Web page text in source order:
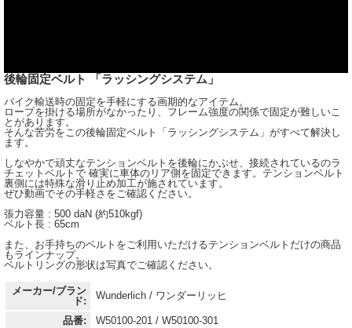
後輪固定ベルト 「ラッシングシステム」
バイク輸送時の固定を手軽にする画期的なアイテム。
ロープを掛ける場所がなかったり、フレーム強度の関係で固定が難しいこ
とがあります。
そんな苦労をこの後輪固定ベルト「ラッシングシステム」がすべて解決し
ます。
しなやかで頑丈なテンションベルトを後輪にかぶせ、接続されているのラ
チェットベルトで 確実に車体のリア側を固定できます。テンションベルト
裏側には特殊な滑り止め加工が施されています。
ぜひ動画でその手軽さをご確認ください。
張力容量 : 500 daN (約510kgf)
ベルト長 : 65cm
また、お手持ちのベルトをご利用いただけるテンションベルトだけの商品
もラインナップ。
ベルトリングの形状は写真でご確認ください。
メーカー/ブラン
ド:
Wunderlich / ワンダーリッヒ
品番:
W50100-201 / W50100-301